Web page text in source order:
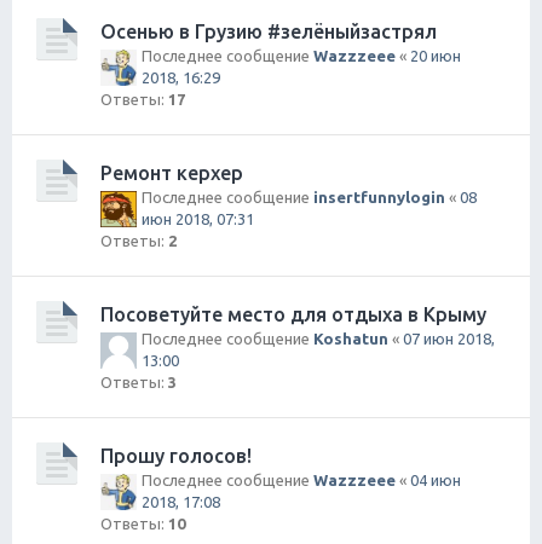
Осенью в Грузию #зелёныйзастрял
Последнее сообщение Wazzzeee « 20 июн
2018, 16:29
Ответы: 17
Ремонт керхер
Последнее сообщение insertfunnylogin « 08
июн 2018, 07:31
Ответы: 2
Посоветуйте место для отдыха в Крыму
Последнее сообщение Koshatun « 07 июн 2018,
13:00
Ответы: 3
Прошу голосов!
Последнее сообщение Wazzzeee « 04 июн
2018, 17:08
Ответы: 10